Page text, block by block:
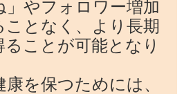
」やフォロワー増加
ことなく、より長期
ことが可能となり
を保つためには、